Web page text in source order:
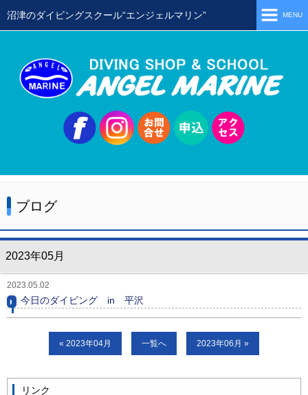
沼津のダイビングスクール“エンジェルマリン” MENU
当店の特徴
スクールメニュー
ステップアップコース
ミニツアー
ビッグツアー
イベント
ブログ
2023年05月
2023.05.02
今日のダイビング in 平沢
« 2023年04月 一覧へ 2023年06月 »
リンク